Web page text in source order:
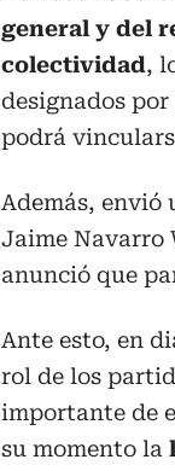
general y del
colectividad,
designados
podrá
Además, envió
Jaime Navarro
anunció que
Ante esto, en
rol de los
importante de
su momento la